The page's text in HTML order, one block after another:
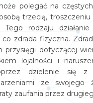
polegać na
trzecią, troszczeniu
Tego rodzaju
zdrada fizyczna.
przysięgi dotyczącej
lojalności i
dzielenie się z
ze swojego
zaufania przez